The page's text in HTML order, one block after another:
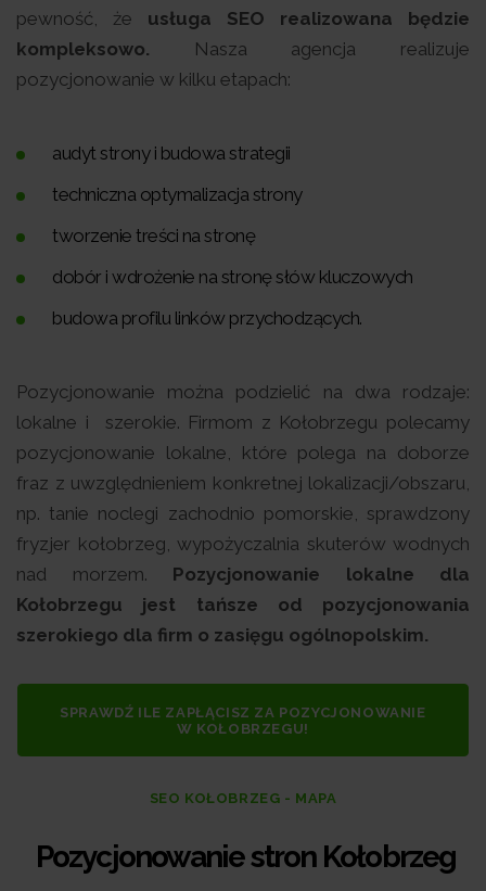
pewność, że usługa SEO realizowana będzie
kompleksowo. Nasza agencja realizuje
pozycjonowanie w kilku etapach:
audyt strony i budowa strategii
techniczna optymalizacja strony
tworzenie treści na stronę
dobór i wdrożenie na stronę słów kluczowych
budowa profilu linków przychodzących.
Pozycjonowanie można podzielić na dwa rodzaje:
lokalne i szerokie. Firmom z Kołobrzegu polecamy
pozycjonowanie lokalne, które polega na doborze
fraz z uwzględnieniem konkretnej lokalizacji/obszaru,
np. tanie noclegi zachodnio pomorskie, sprawdzony
fryzjer kołobrzeg, wypożyczalnia skuterów wodnych
nad morzem. Pozycjonowanie lokalne dla
Kołobrzegu jest tańsze od pozycjonowania
szerokiego dla firm o zasięgu ogólnopolskim.
SPRAWDŹ ILE ZAPŁĄCISZ ZA POZYCJONOWANIE
W KOŁOBRZEGU!
SEO KOŁOBRZEG - MAPA
Pozycjonowanie stron Kołobrzeg